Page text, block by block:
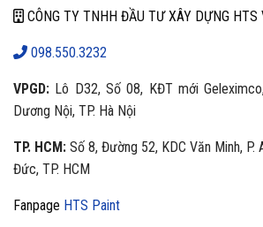
CÔNG TY TNHH ĐẦU TƯ XÂY DỰNG HTS
098.550.3232
VPGD: Lô D32, Số 08, KĐT mới
Dương Nội, TP. Hà Nội
TP. HCM: Số 8, Đường 52, KDC Văn Minh, P.
Đức, TP. HCM
Fanpage HTS Paint